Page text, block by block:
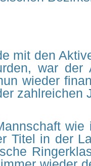
mit den
war
wieder
zahlreichen
Titel in der